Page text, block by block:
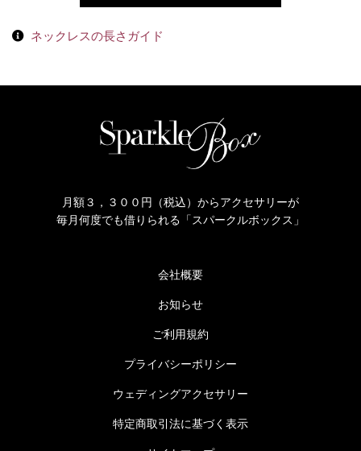
ネックレスの長さガイド
月額３，３００円（税込）からアクセサリーが
毎月何度でも借りられる「スパークルボックス」
会社概要
お知らせ
ご利用規約
プライバシーポリシー
ウェディングアクセサリー
特定商取引法に基づく表示